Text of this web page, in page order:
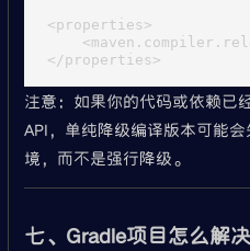
<properties>
注意：如果你的代码或依赖已
API，单纯降级编译版本可能
境，而不是强行降级。
七、Gradle项目怎么解决